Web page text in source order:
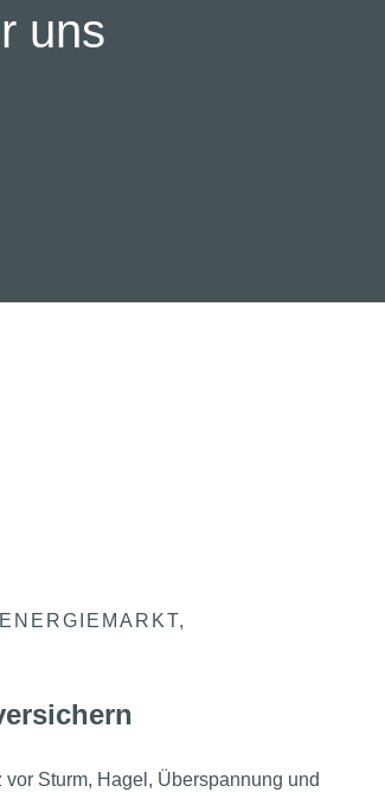
uns
ENERGIEMARKT
Sturm, Hagel, Überspannung und